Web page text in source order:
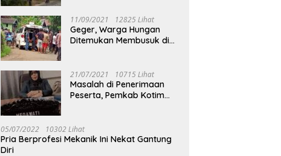
11/09/2021 12825 Lihat
Geger, Warga Hungan
Ditemukan Membusuk di
21/07/2021 10715 Lihat
Masalah di Penerimaan
Peserta, Pemkab Kotim
05/07/2022 10302 Lihat
Pria Berprofesi Mekanik Ini Nekat Gantung
Diri